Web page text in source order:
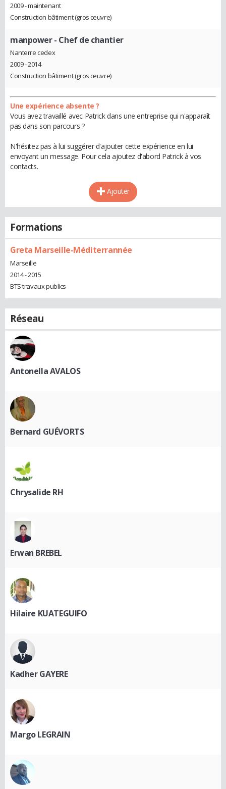
2009 - maintenant
Construction bâtiment (gros œuvre)
manpower- Chef de chantier
Nanterre cedex
2009 - 2014
Construction bâtiment (gros œuvre)
Une expérience absente ?
Vous avez travaillé avec Patrick dans une entreprise qui n'apparaît
pas dans son parcours ?
N'hésitez pas à lui suggérer d'ajouter cette expérience en lui
envoyant un message. Pour cela ajoutez d'abord Patrick à vos
contacts.
Ajouter
Formations
Greta Marseille-Méditerrannée
Marseille
2014 - 2015
BTS travaux publics
Réseau
Antonella AVALOS
Bernard GUÉVORTS
Chrysalide RH
Erwan BREBEL
Hilaire KUATEGUIFO
Kadher GAYERE
Margo LEGRAIN